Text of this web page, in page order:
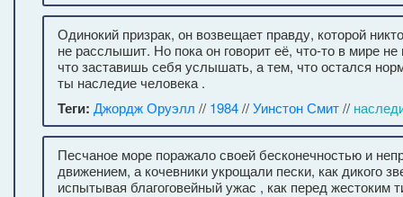
Одинокий призрак, он возвещает правду, которой
не расслышит. Но пока он говорит её, что-то в мире
что заставишь себя услышать, а тем, что остался
ты наследие человека .
Теги: Джордж Оруэлл // 1984//Уинстон Смит//
Песчаное море поражало своей бесконечностью и
движением, а кочевники укрощали пески, как дикого
испытывая благоговейный ужас , как перед жестоким